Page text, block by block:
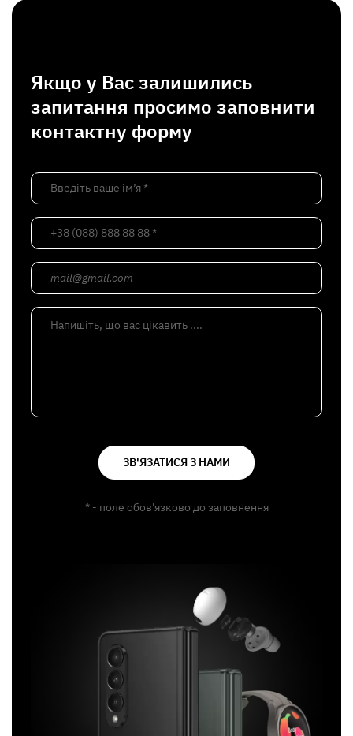
Якщо у Вас залишились
запитання просимо заповнити
контактну форму
Введіть ваше ім’я *
+38 (088) 888 88 88 *
mail@gmail.com
Напишіть, що вас цікавить ....
ЗВ'ЯЗАТИСЯ З НАМИ
* - поле обов'язково до заповнення